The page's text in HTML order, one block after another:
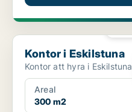
Kontor i Eskilstuna
Kontor i Eskilstuna
Kontor att hyra i Eskilstuna
Areal
300 m2